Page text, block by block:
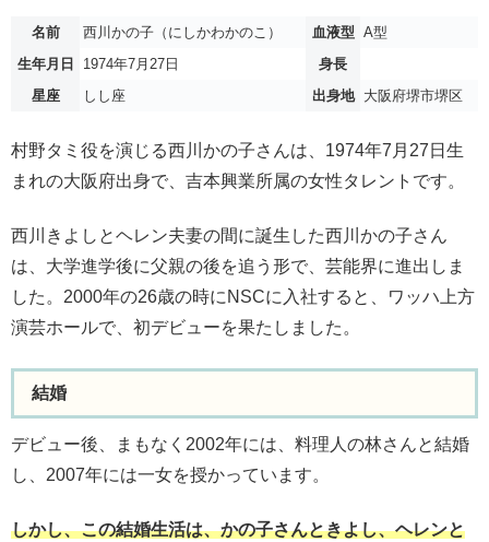
名前 西川かの子（にしかわかのこ） 血液型 A型
生年月日
1974年7月27日
身長
星座
しし座 出身地 大阪府堺市堺区
村野タミ役を演じる西川かの子さんは、1974年7月27日生
まれの大阪府出身で、吉本興業所属の女性タレントです。
西川きよしとヘレン夫妻の間に誕生した西川かの子さん
は、大学進学後に父親の後を追う形で、芸能界に進出しま
した。2000年の26歳の時にNSCに入社すると、ワッハ上方
演芸ホールで、初デビューを果たしました。
結婚
デビュー後、まもなく2002年には、料理人の林さんと結婚
し、2007年には一女を授かっています。
しかし、この結婚生活は、かの子さんときよし、ヘレンと